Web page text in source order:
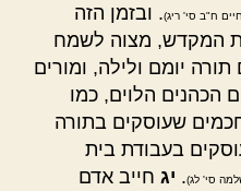
ח"ב סי' ריג). ובזמן הזה
המקדש, מצוה לשמח
יומם ולילה, ומורים
הכהנים הלוים, כמו
שעוסקים בתורה
בעבודת בית
סי' לג). יג חייב אדם